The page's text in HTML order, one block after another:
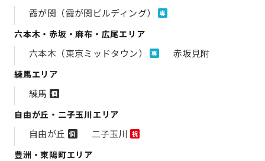
霞が関（霞が関ビルディング） 専
六本木・赤坂・麻布・広尾エリア
六本木（東京ミッドタウン） 専 赤坂見附
練馬エリア
練馬 個
自由が丘・二子玉川エリア
自由が丘 個 二子玉川 祝
豊洲・東陽町エリア